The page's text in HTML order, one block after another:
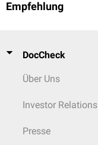
Empfehlung
DocCheck
Über Uns
Investor Relations
Presse